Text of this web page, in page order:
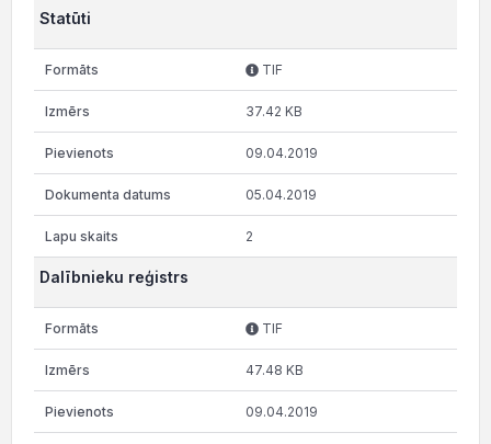
Statūti
TIF
37.42 KB
09.04.2019
05.04.2019
2
Dalībnieku reģistrs
TIF
47.48 KB
09.04.2019